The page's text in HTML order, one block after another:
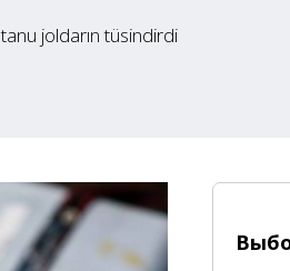
joldarın tüsindirdi